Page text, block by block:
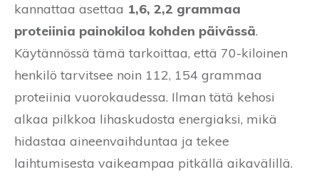
kannattaa asettaa 1,6, 2,2 grammaa
proteiinia painokiloa kohden päivässä.
Käytännössä tämä tarkoittaa, että 70-kiloinen
henkilö tarvitsee noin 112, 154 grammaa
proteiinia vuorokaudessa. Ilman tätä kehosi
alkaa pilkkoa lihaskudosta energiaksi, mikä
hidastaa aineenvaihduntaa ja tekee
laihtumisesta vaikeampaa pitkällä aikavälillä.